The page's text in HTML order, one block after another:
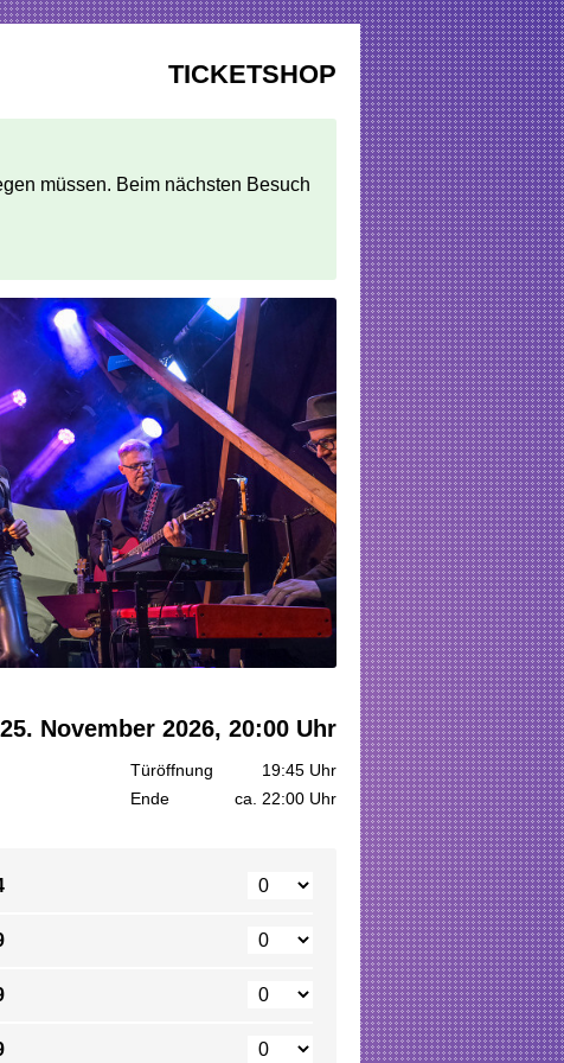
TICKETSHOP
müssen. Beim nächsten Besuch
November 2026, 20:00 Uhr
Türöffnung
19:45 Uhr
Ende
ca. 22:00 Uhr